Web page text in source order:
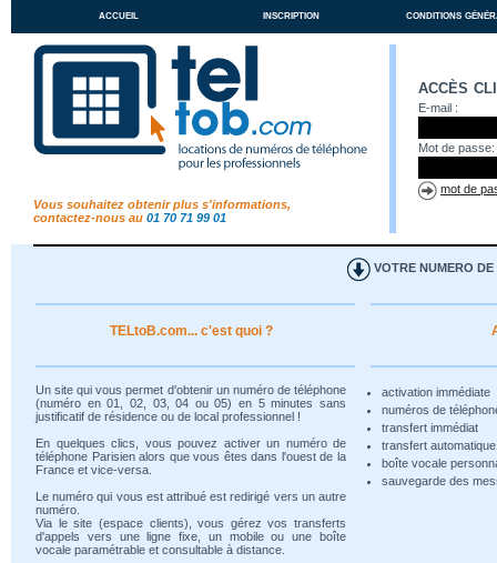
accueil inscription conditions
Vous souhaitez obtenir plus s'informations,
contactez-nous au 01 70 71 99 01
accès
E-mail :
Mot de passe:
mot de
VOTRE NUMERO DE
TELtoB.com... c'est quoi ?
Un site qui vous permet d'obtenir un numéro de téléphone
(numéro en 01, 02, 03, 04 ou 05) en 5 minutes sans
justificatif de résidence ou de local professionnel !
En quelques clics, vous pouvez activer un numéro de
téléphone Parisien alors que vous êtes dans l'ouest de la
France et vice-versa.
Le numéro qui vous est attribué est redirigé vers un autre
numéro.
Via le site (espace clients), vous gérez vos transferts
d'appels vers une ligne fixe, un mobile ou une boîte
vocale paramétrable et consultable à distance.
activation immédiate
numéros de
transfert immédiat
transfert
boîte vocale
sauvegarde des